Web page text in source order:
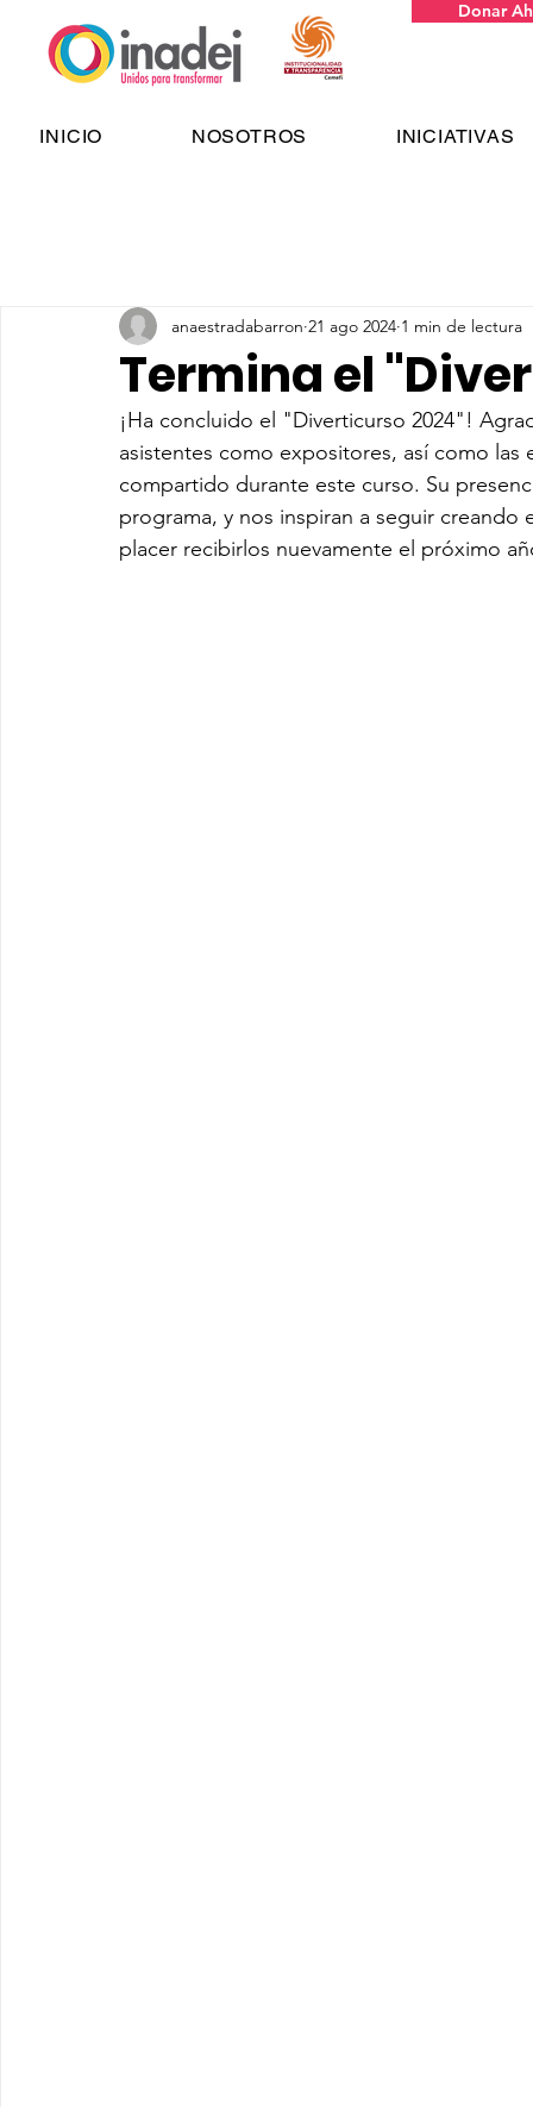
Donar
INICIO NOSOTROS INICIATIVAS
Termina el
anaestradabarron 21 ago 2024 1 min de lectura
¡Ha concluido el "Diverticurso 2024"!
asistentes como expositores, así como
compartido durante este curso. Su
programa, y nos inspiran a seguir creando
placer recibirlos nuevamente el próximo